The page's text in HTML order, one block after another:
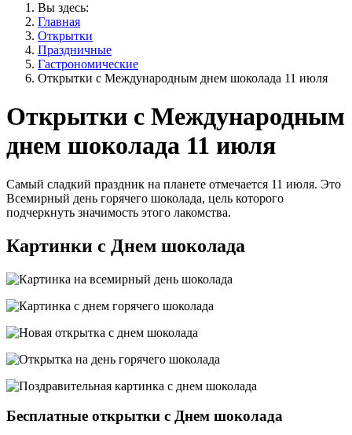
Вы здесь:
Главная
Открытки
Праздничные
Гастрономические
Открытки с Международным днем шоколада 11 июля
Открытки с Международным
днем шоколада 11 июля
Самый сладкий праздник на планете отмечается 11 июля. Это
Всемирный день горячего шоколада, цель которого
подчеркнуть значимость этого лакомства.
Картинки с Днем шоколада
Бесплатные открытки с Днем шоколада